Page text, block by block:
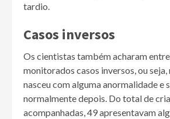
tardio.
Casos inversos
Os cientistas também acharam
monitorados casos inversos, ou
nasceu com alguma anormalidade e
normalmente depois. Do total de
acompanhadas, 49 apresentavam